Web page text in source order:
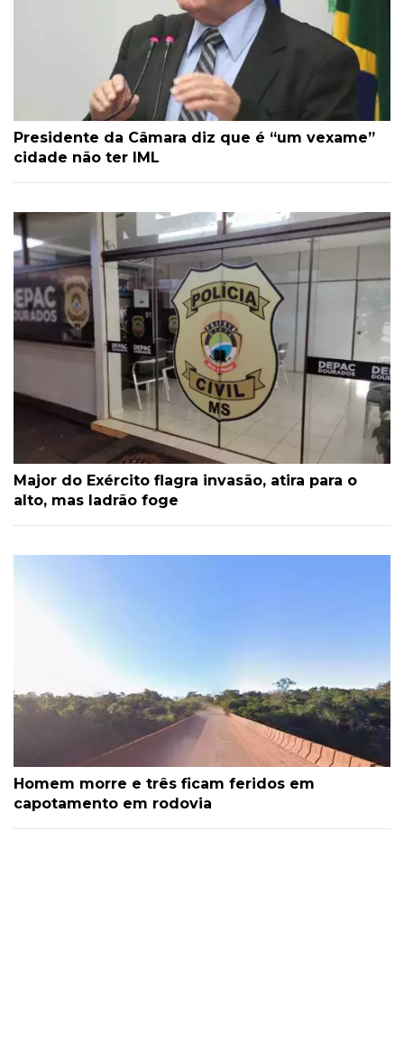
Presidente da Câmara diz que é “um vexame”
cidade não ter IML
Major do Exército flagra invasão, atira para o
alto, mas ladrão foge
Homem morre e três ficam feridos em
capotamento em rodovia